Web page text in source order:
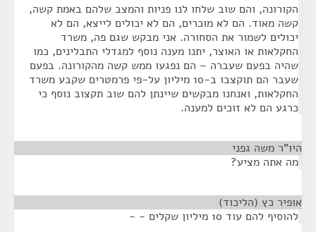
הקורונה, והם שוב שלחו לנו פניות והמצב שלהם באמת קשה,
קשה מאוד. הם לא מוכרים, הם לא יכולים לייצא, הם לא
יכולים לשמור את הסחורה. אני מבקש שגם פה, משרד
החקלאות או האוצר, יתנו מענה נוסף למגדלי התבלינים, כמו
שהיה בפעם שעברה – הם נפגעו ממש קשה מהקורונה. בפעם
שעבר הם תוקצבו ב-10 מיליון על-פי פרמטרים שקבע משרד
החקלאות, ואנחנו מבקשים שיינתן להם שוב תקצוב נוסף כי
כרגע הם לא זוכים למענה.
היו"ר משה גפני
מה אתה מציע?
אופיר כץ (הליכוד)
להוסיף להם עוד 10 מיליון שקלים - -